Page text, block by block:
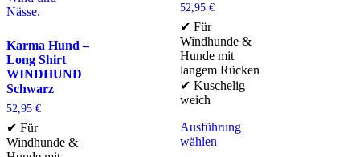
Karma Hund –
Long Shirt
WINDHUND
Schwarz
52,95 €
✔ Für
Windhunde &
52,95 €
✔ Für
Windhunde &
Hunde mit
langem Rücken
✔ Kuschelig
weich
Ausführung
wählen